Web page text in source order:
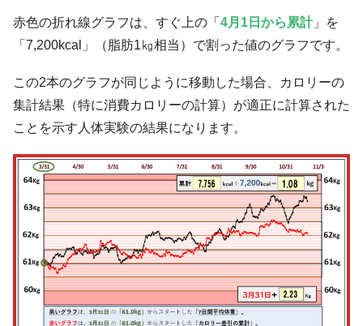
赤色の折れ線グラフは、すぐ上の「 4月1日から累計」を
「7,200kcal」（脂肪1㎏相当）で割った値のグラフです。
この2本のグラフが同じように移動した場合、カロリーの
集計結果（特に消費カロリーの計算）が適正に計算された
ことを示す人体実験の結果になります。